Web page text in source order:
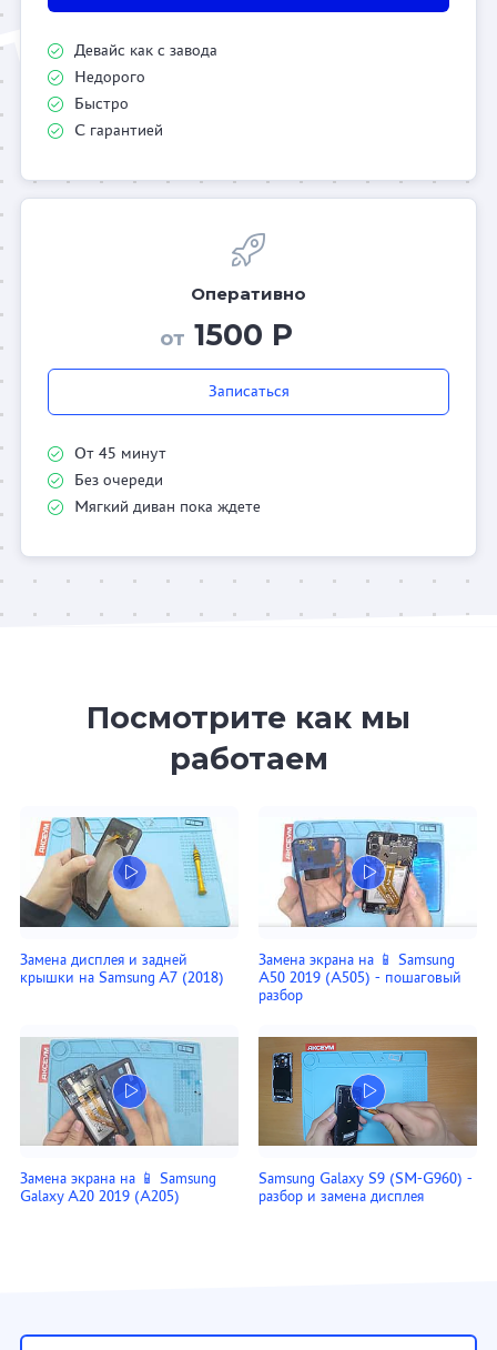
Девайс как с завода
Недорого
Быстро
С гарантией
Оперативно
от 1500 Р
Записаться
От 45 минут
Без очереди
Мягкий диван пока ждете
Посмотрите как мы
работаем
Замена дисплея и задней
крышки на Samsung A7 (2018)
Замена экрана на 📱 Samsung
A50 2019 (A505) - пошаговый
разбор
Замена экрана на 📱 Samsung
Galaxy A20 2019 (A205)
Samsung Galaxy S9 (SM-G960) -
разбор и замена дисплея